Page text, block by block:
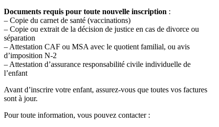
Documents requis pour toute nouvelle inscription :
– Copie du carnet de santé (vaccinations)
– Copie ou extrait de la décision de justice en cas de divorce ou
séparation
– Attestation CAF ou MSA avec le quotient familial, ou avis
d’imposition N-2
– Attestation d’assurance responsabilité civile individuelle de
l’enfant
Avant d’inscrire votre enfant, assurez-vous que toutes vos factures
sont à jour.
Pour toute information, vous pouvez contacter :